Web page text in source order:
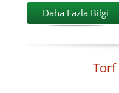
Daha Fazla Bilgi